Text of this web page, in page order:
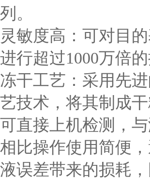
列。
灵敏度高：可对目
进行超过1000万倍的
冻干工艺：采用先
艺技术，将其制成干
可直接上机检测，
相比操作使用简便
液误差带来的损耗